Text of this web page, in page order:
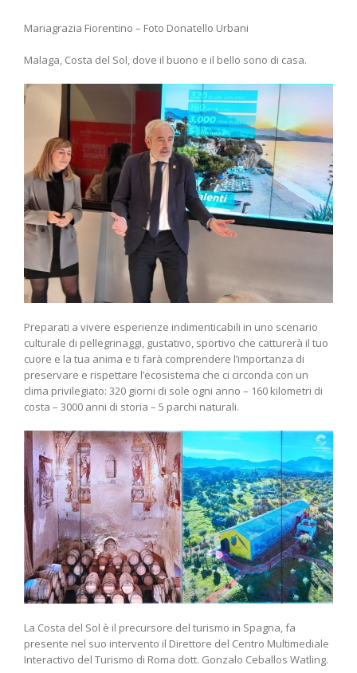
Mariagrazia Fiorentino – Foto Donatello Urbani
Malaga, Costa del Sol, dove il buono e il bello sono di casa.
Preparati a vivere esperienze indimenticabili in uno scenario
culturale di pellegrinaggi, gustativo, sportivo che catturerà il tuo
cuore e la tua anima e ti farà comprendere l’importanza di
preservare e rispettare l’ecosistema che ci circonda con un
clima privilegiato: 320 giorni di sole ogni anno – 160 kilometri di
costa – 3000 anni di storia – 5 parchi naturali.
La Costa del Sol è il precursore del turismo in Spagna, fa
presente nel suo intervento il Direttore del Centro Multimediale
Interactivo del Turismo di Roma dott. Gonzalo Ceballos Watling.